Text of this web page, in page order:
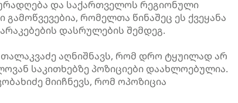
და საქართველოს რეგიონული
რომელთა წინაშეც ეს ქვეყანა
დასრულების შემდეგ.
აღნიშნავს, რომ დრო ტყუილად არ
საკითხებზე პოზიციები დაახლოებულია.
მიიჩნევს, რომ ოპოზიცია